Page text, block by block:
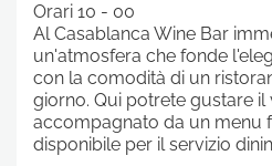
Orari 10 - 00
Al Casablanca Wine Bar
un'atmosfera che fonde
con la comodità di un
giorno. Qui potrete gustare
accompagnato da un menu
disponibile per il servizio